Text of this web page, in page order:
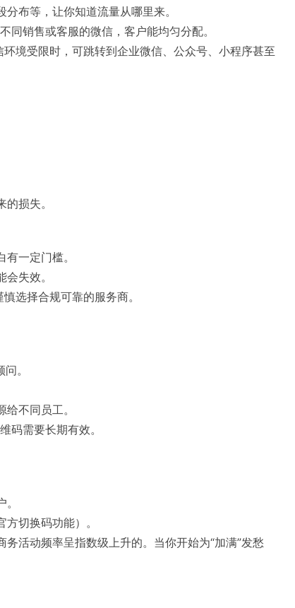
布等，让你知道流量从哪里来。
同销售或客服的微信，客户能均匀分配。
境受限时，可跳转到企业微信、公众号、小程序甚至
损失。
一定门槛。
失效。
选择合规可靠的服务商。
。
不同员工。
码需要长期有效。
切换码功能）。
活动频率呈指数级上升的。当你开始为“加满”发愁